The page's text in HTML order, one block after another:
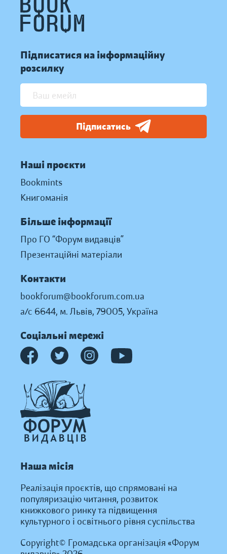
Підписатися на інформаційну
розсилку
Підписатись
Наші проєкти
Bookmints
Книгоманія
Більше інформації
Про ГО “Форум видавців”
Презентаційні матеріали
Контакти
bookforum@bookforum.com.ua
а/с 6644, м. Львів, 79005, Україна
Соціальні мережі
Наша місія
Реалізація проєктів, що спрямовані на
популяризацію читання, розвиток
книжкового ринку та підвищення
культурного і освітнього рівня суспільства
Copyright© Громадська організація «Форум